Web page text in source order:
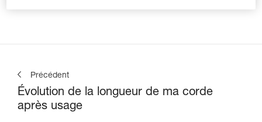
Précédent
Évolution de la longueur de ma corde
après usage